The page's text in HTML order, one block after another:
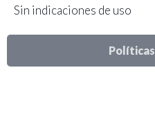
Sin indicaciones de uso